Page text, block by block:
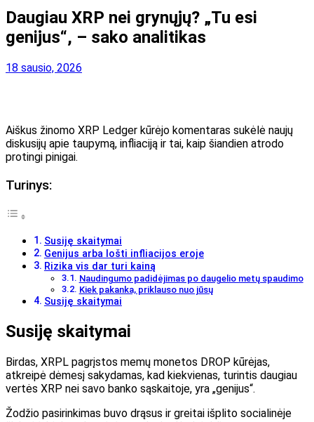
Daugiau XRP nei grynųjų? „Tu esi
genijus“, – sako analitikas
18 sausio, 2026
Aiškus žinomo XRP Ledger kūrėjo komentaras sukėlė naujų
diskusijų apie taupymą, infliaciją ir tai, kaip šiandien atrodo
protingi pinigai.
Turinys:
Susiję skaitymai
Genijus arba lošti infliacijos eroje
Rizika vis dar turi kainą
Naudingumo padidėjimas po daugelio metų spaudimo
Kiek pakanka, priklauso nuo jūsų
Susiję skaitymai
Susiję skaitymai
Birdas, XRPL pagrįstos memų monetos DROP kūrėjas,
atkreipė dėmesį sakydamas, kad kiekvienas, turintis daugiau
vertės XRP nei savo banko sąskaitoje, yra „genijus“.
Žodžio pasirinkimas buvo drąsus ir greitai išplito socialinėje